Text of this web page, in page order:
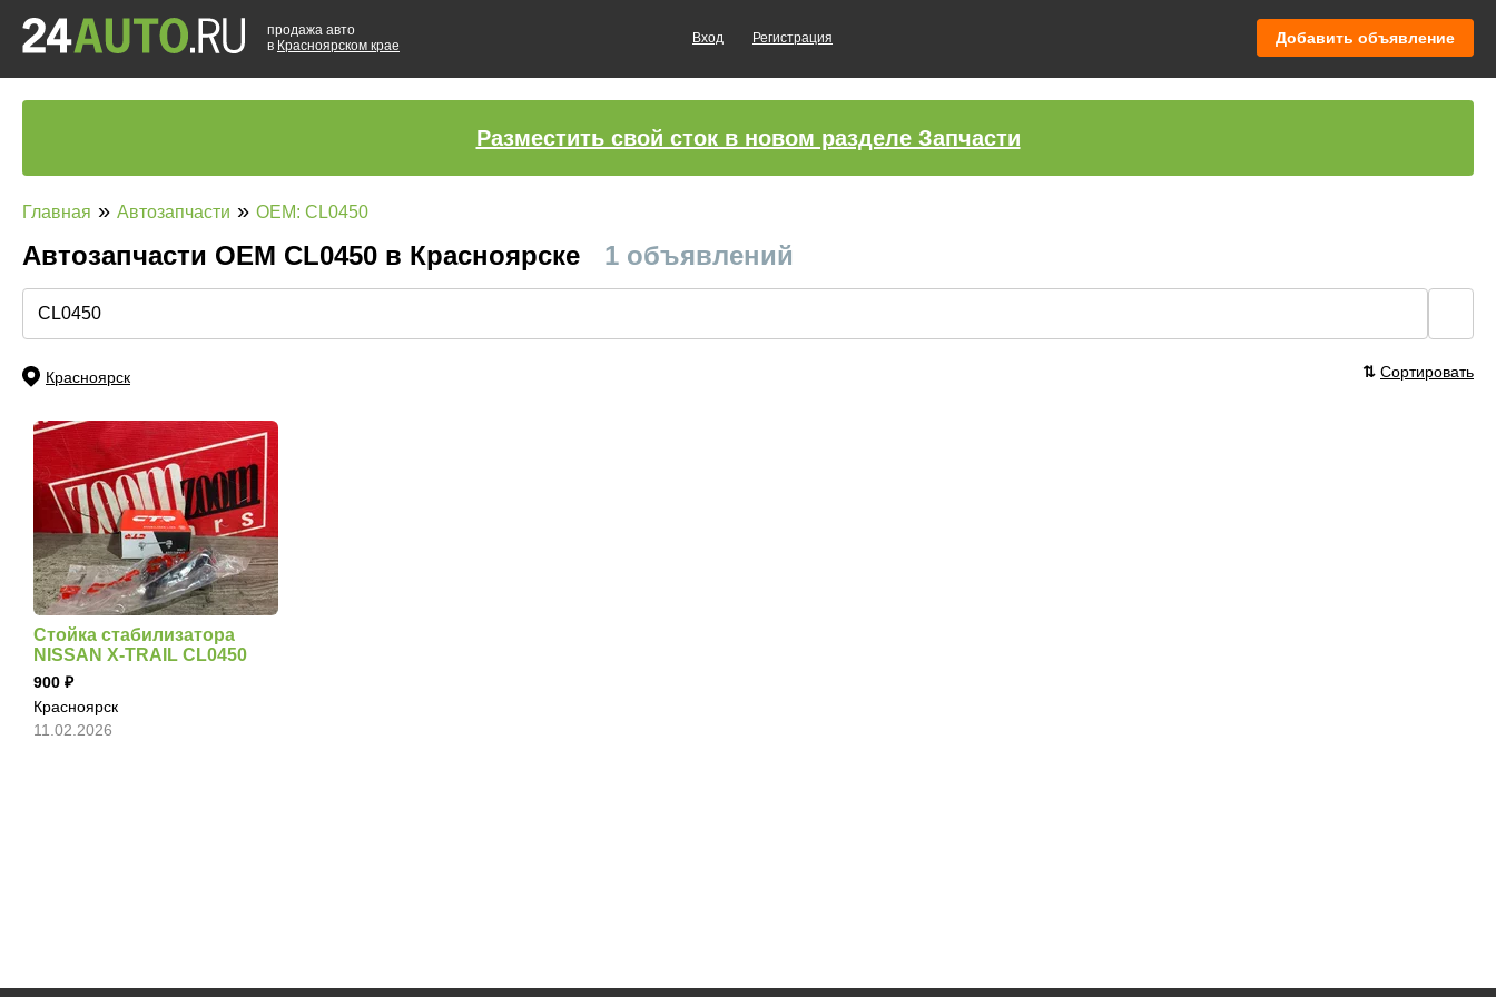
продажа авто
в Красноярском крае
Вход Регистрация Добавить объявление
Разместить свой сток в новом разделе Запчасти
Главная » Автозапчасти » OEM: CL0450
Автозапчасти ОЕМ CL0450 в Красноярске 1 объявлений
Красноярск ⇅ Сортировать
Стойка стабилизатора
NISSAN X-TRAIL CL0450
900
Красноярск
11.02.2026